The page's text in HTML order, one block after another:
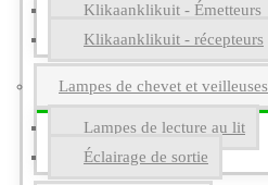
Klikaanklikuit - Émetteurs
Klikaanklikuit - récepteurs
Lampes de chevet et veilleuses
Lampes de lecture au lit
Éclairage de sortie